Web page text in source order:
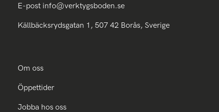
E-post info@verktygsboden.se
Källbäcksrydsgatan 1, 507 42 Borås, Sverige
Om oss
Öppettider
Jobba hos oss